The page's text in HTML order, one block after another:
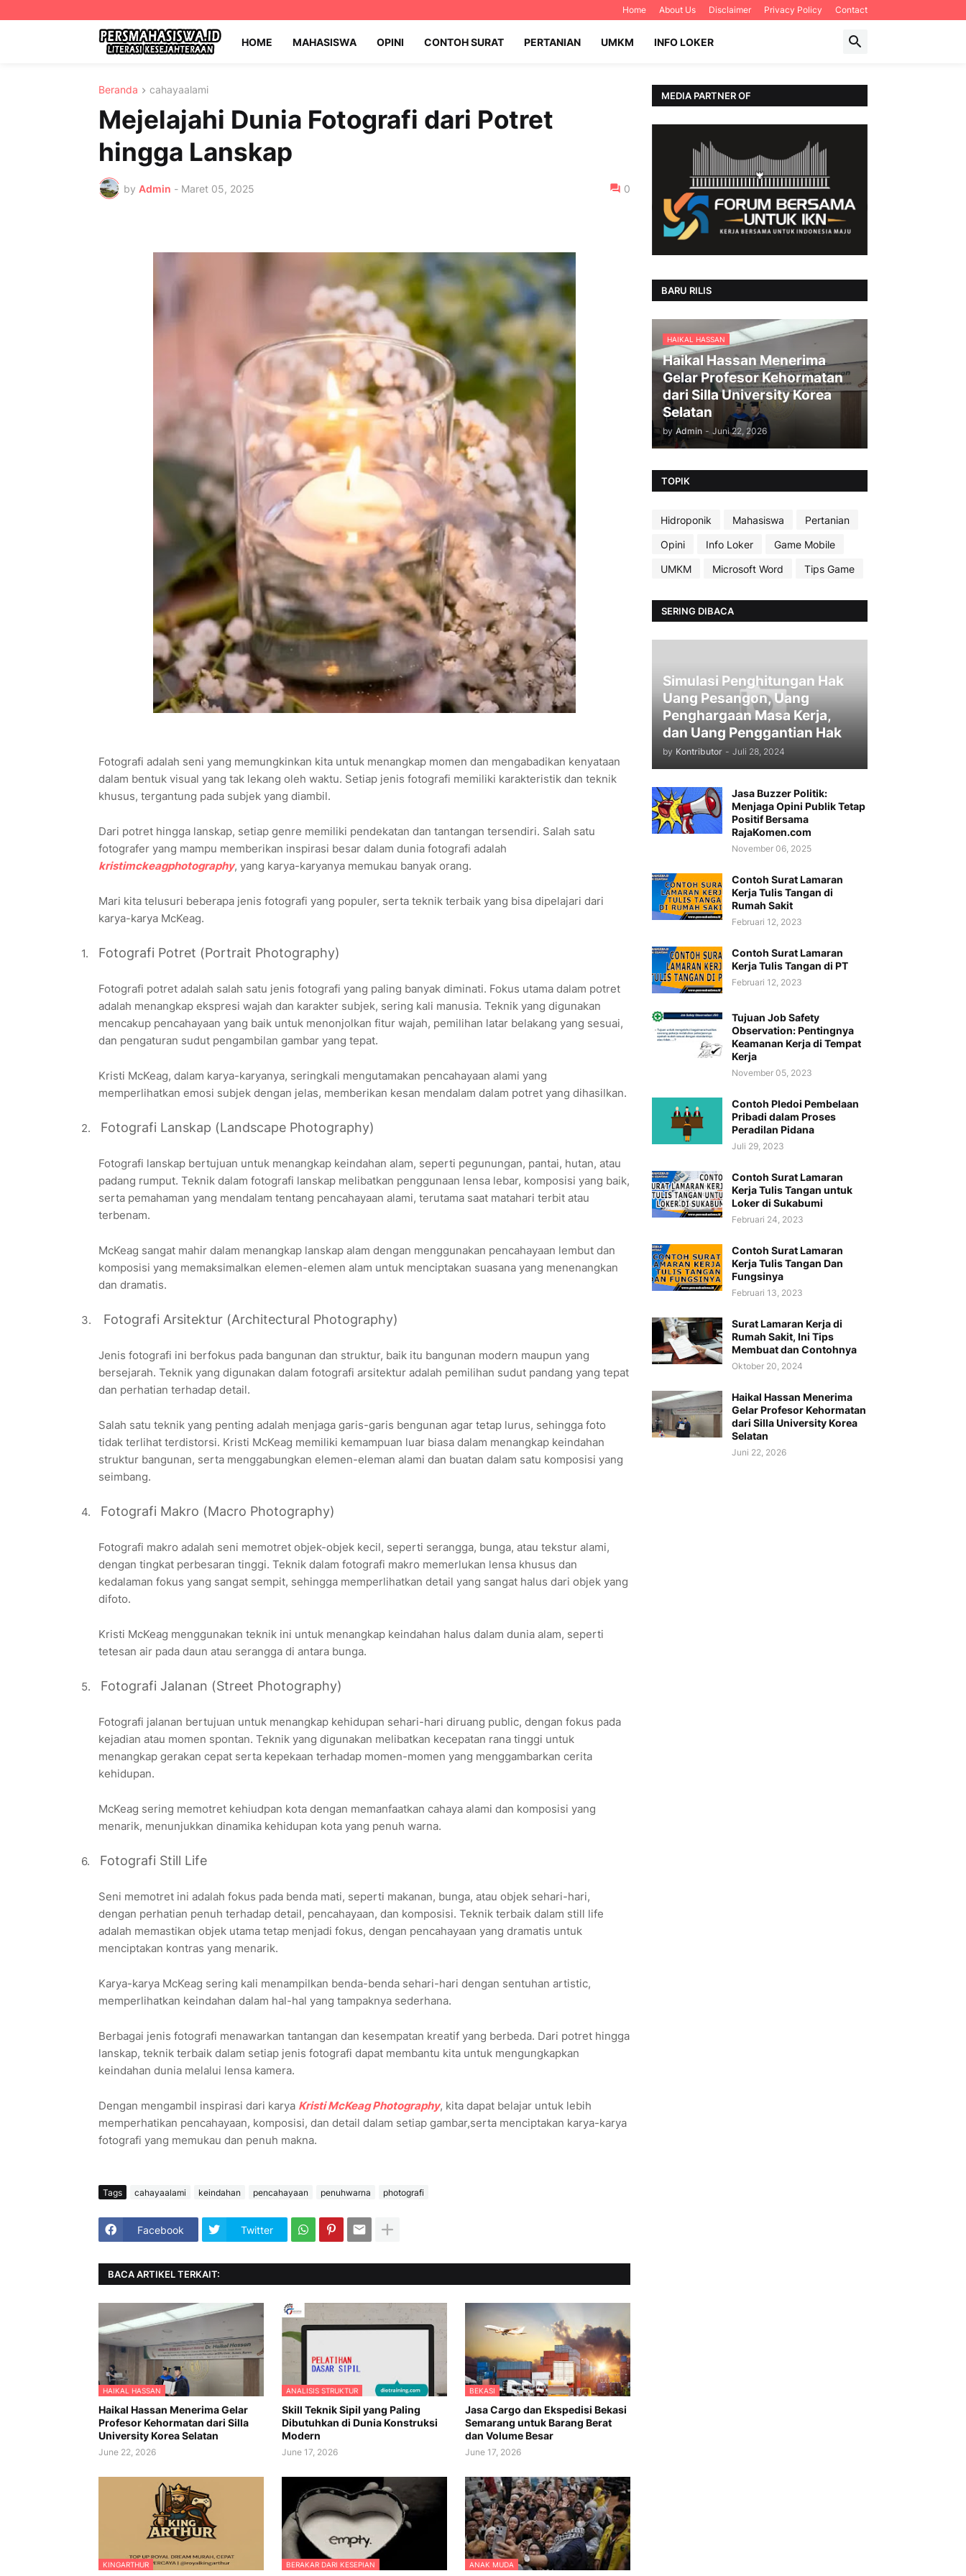
Home About Us Disclaimer Privacy Policy Contact
HOME MAHASISWA OPINI CONTOH SURAT PERTANIAN UMKM INFO LOKER
Beranda cahayaalami
Mejelajahi Dunia Fotografi dari Potret
hingga Lanskap
by Admin - Maret 05, 2025 0
Fotografi adalah seni yang memungkinkan kita untuk menangkap momen dan mengabadikan kenyataan
dalam bentuk visual yang tak lekang oleh waktu. Setiap jenis fotografi memiliki karakteristik dan teknik
khusus, tergantung pada subjek yang diambil.
Dari potret hingga lanskap, setiap genre memiliki pendekatan dan tantangan tersendiri. Salah satu
fotografer yang mampu memberikan inspirasi besar dalam dunia fotografi adalah
kristimckeagphotography, yang karya-karyanya memukau banyak orang.
Mari kita telusuri beberapa jenis fotografi yang populer, serta teknik terbaik yang bisa dipelajari dari
karya-karya McKeag.
1. Fotografi Potret (Portrait Photography)
Fotografi potret adalah salah satu jenis fotografi yang paling banyak diminati. Fokus utama dalam potret
adalah menangkap ekspresi wajah dan karakter subjek, sering kali manusia. Teknik yang digunakan
mencakup pencahayaan yang baik untuk menonjolkan fitur wajah, pemilihan latar belakang yang sesuai,
dan pengaturan sudut pengambilan gambar yang tepat.
Kristi McKeag, dalam karya-karyanya, seringkali mengutamakan pencahayaan alami yang
memperlihatkan emosi subjek dengan jelas, memberikan kesan mendalam dalam potret yang dihasilkan.
2. Fotografi Lanskap (Landscape Photography)
Fotografi lanskap bertujuan untuk menangkap keindahan alam, seperti pegunungan, pantai, hutan, atau
padang rumput. Teknik dalam fotografi lanskap melibatkan penggunaan lensa lebar, komposisi yang baik,
serta pemahaman yang mendalam tentang pencahayaan alami, terutama saat matahari terbit atau
terbenam.
McKeag sangat mahir dalam menangkap lanskap alam dengan menggunakan pencahayaan lembut dan
komposisi yang memaksimalkan elemen-elemen alam untuk menciptakan suasana yang menenangkan
dan dramatis.
3. Fotografi Arsitektur (Architectural Photography)
Jenis fotografi ini berfokus pada bangunan dan struktur, baik itu bangunan modern maupun yang
bersejarah. Teknik yang digunakan dalam fotografi arsitektur adalah pemilihan sudut pandang yang tepat
dan perhatian terhadap detail.
Salah satu teknik yang penting adalah menjaga garis-garis bengunan agar tetap lurus, sehingga foto
tidak terlihat terdistorsi. Kristi McKeag memiliki kemampuan luar biasa dalam menangkap keindahan
struktur bangunan, serta menggabungkan elemen-eleman alami dan buatan dalam satu komposisi yang
seimbang.
4. Fotografi Makro (Macro Photography)
Fotografi makro adalah seni memotret objek-objek kecil, seperti serangga, bunga, atau tekstur alami,
dengan tingkat perbesaran tinggi. Teknik dalam fotografi makro memerlukan lensa khusus dan
kedalaman fokus yang sangat sempit, sehingga memperlihatkan detail yang sangat halus dari objek yang
difoto.
Kristi McKeag menggunakan teknik ini untuk menangkap keindahan halus dalam dunia alam, seperti
tetesan air pada daun atau serangga di antara bunga.
5. Fotografi Jalanan (Street Photography)
Fotografi jalanan bertujuan untuk menangkap kehidupan sehari-hari diruang public, dengan fokus pada
kejadian atau momen spontan. Teknik yang digunakan melibatkan kecepatan rana tinggi untuk
menangkap gerakan cepat serta kepekaan terhadap momen-momen yang menggambarkan cerita
kehidupan.
McKeag sering memotret kehiudpan kota dengan memanfaatkan cahaya alami dan komposisi yang
menarik, menunjukkan dinamika kehidupan kota yang penuh warna.
6. Fotografi Still Life
Seni memotret ini adalah fokus pada benda mati, seperti makanan, bunga, atau objek sehari-hari,
dengan perhatian penuh terhadap detail, pencahayaan, dan komposisi. Teknik terbaik dalam still life
adalah memastikan objek utama tetap menjadi fokus, dengan pencahayaan yang dramatis untuk
menciptakan kontras yang menarik.
Karya-karya McKeag sering kali menampilkan benda-benda sehari-hari dengan sentuhan artistic,
memperlihatkan keindahan dalam hal-hal yang tampaknya sederhana.
Berbagai jenis fotografi menawarkan tantangan dan kesempatan kreatif yang berbeda. Dari potret hingga
lanskap, teknik terbaik dalam setiap jenis fotografi dapat membantu kita untuk mengungkapkan
keindahan dunia melalui lensa kamera.
Dengan mengambil inspirasi dari karya Kristi McKeag Photography, kita dapat belajar untuk lebih
memperhatikan pencahayaan, komposisi, dan detail dalam setiap gambar,serta menciptakan karya-karya
fotografi yang memukau dan penuh makna.
Tags cahayaalami keindahan pencahayaan penuhwarna photografi
Facebook Twitter
BACA ARTIKEL TERKAIT:
HAIKAL HASSAN
Haikal Hassan Menerima Gelar
Profesor Kehormatan dari Silla
University Korea Selatan
June 22, 2026
ANALISIS STRUKTUR
Skill Teknik Sipil yang Paling
Dibutuhkan di Dunia Konstruksi
Modern
June 17, 2026
BEKASI
Jasa Cargo dan Ekspedisi Bekasi
Semarang untuk Barang Berat
dan Volume Besar
June 17, 2026
KINGARTHUR BERAKAR DARI KESEPIAN ANAK MUDA
MEDIA PARTNER OF
BARU RILIS
HAIKAL HASSAN
Haikal Hassan Menerima
Gelar Profesor Kehormatan
dari Silla University Korea
Selatan
by Admin - Juni 22, 2026
TOPIK
Hidroponik Mahasiswa
Pertanian
Opini
Info Loker
Game Mobile
UMKM
Microsoft Word Tips Game
SERING DIBACA
Simulasi Penghitungan Hak
Uang Pesangon, Uang
Penghargaan Masa Kerja,
dan Uang Penggantian Hak
by Kontributor - Juli 28, 2024
Jasa Buzzer Politik:
Menjaga Opini Publik Tetap
Positif Bersama
RajaKomen.com
November 06, 2025
Contoh Surat Lamaran
Kerja Tulis Tangan di
Rumah Sakit
Februari 12, 2023
Contoh Surat Lamaran
Kerja Tulis Tangan di PT
Februari 12, 2023
Tujuan Job Safety
Observation: Pentingnya
Keamanan Kerja di Tempat
Kerja
November 05, 2023
Contoh Pledoi Pembelaan
Pribadi dalam Proses
Peradilan Pidana
Juli 29, 2023
Contoh Surat Lamaran
Kerja Tulis Tangan untuk
Loker di Sukabumi
Februari 24, 2023
Contoh Surat Lamaran
Kerja Tulis Tangan Dan
Fungsinya
Februari 13, 2023
Surat Lamaran Kerja di
Rumah Sakit, Ini Tips
Membuat dan Contohnya
Oktober 20, 2024
Haikal Hassan Menerima
Gelar Profesor Kehormatan
dari Silla University Korea
Selatan
Juni 22, 2026